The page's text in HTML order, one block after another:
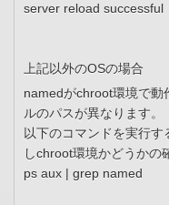
server reload successful
上記以外のOSの場合
namedがchroot環境で動
ルのパスが異なります。
以下のコマンドを実行
しchroot環境かどうかの
ps aux | grep named